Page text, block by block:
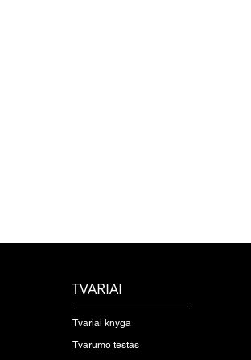
TVARIAI
Tvariai knyga
Tvarumo testas